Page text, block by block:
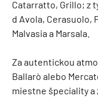
Catarratto, Grillo; z
d Avola, Cerasuolo,
Malvasia a Marsala.
Za autentickou
Ballarò alebo
miestne špeciality a